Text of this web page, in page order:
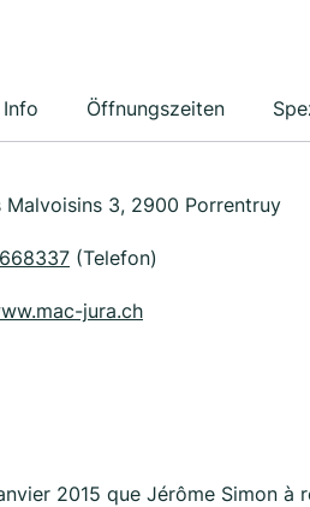
Info Öffnungszeiten
Malvoisins 3, 2900 Porrentruy
(Telefon)
jura.ch
2015 que Jérôme Simon à